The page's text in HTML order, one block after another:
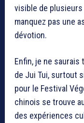
visible de
manquez pas une
dévotion.
Enfin, je ne
de Jui Tui, surtout
pour le Festival
chinois se trouve
des expériences